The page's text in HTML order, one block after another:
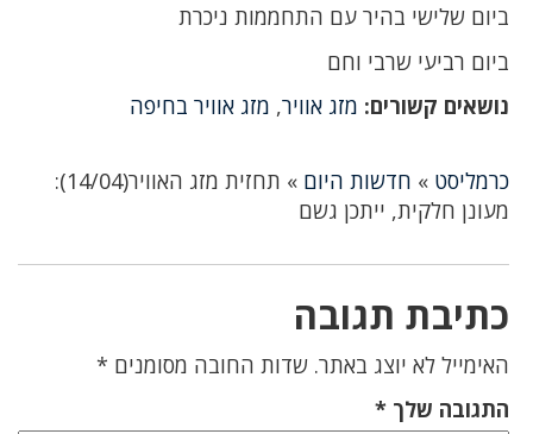
ביום שלישי בהיר עם התחממות ניכרת
ביום רביעי שרבי וחם
נושאים קשורים: מזג אוויר, מזג אוויר בחיפה
כרמליסט » חדשות היום »
תחזית מזג האוויר(14/04):
מעונן חלקית, ייתכן גשם
כתיבת תגובה
האימייל לא יוצג באתר. שדות החובה מסומנים *
התגובה שלך *